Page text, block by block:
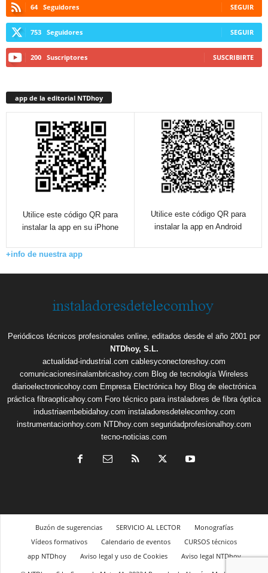
64 Seguidores SEGUIR
753 Seguidores SEGUIR
200 Suscriptores SUSCRIBIRTE
app de la editorial NTDhoy
Utilice este código QR para
instalar la app en su iPhone
Utilice este código QR para
instalar la app en Android
+info de nuestra app
Periódicos técnicos profesionales online, editados desde el año 2001 por
NTDhoy, S.L.
actualidad-industrial.com cablesyconectoreshoy.com
comunicacionesinalambricashoy.com Blog de tecnología Wireless
diarioelectronicohoy.com Empresa Electrónica hoy Blog de electrónica
práctica fibraopticahoy.com Foro técnico para instaladores de fibra óptica
industriaembebidahoy.com instaladoresdetelecomhoy.com
instrumentacionhoy.com NTDhoy.com seguridadprofesionalhoy.com
tecno-noticias.com
Buzón de sugerencias SERVICIO AL LECTOR
Monografías
Vídeos formativos
Calendario de eventos
CURSOS técnicos
app NTDhoy
Aviso legal y uso de Cookies
Aviso legal NTDhoy